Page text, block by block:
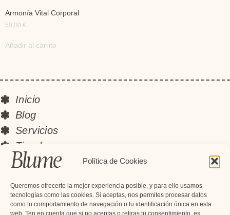
Política de Cookies
Queremos ofrecerte la mejor experiencia posible, y para ello usamos
tecnologías como las cookies. Si aceptas, nos permites procesar datos
como tu comportamiento de navegación o tu identificación única en esta
web. Ten en cuenta que si no aceptas o retiras tu consentimiento, es
Armonía Vital Corporal
50,00 €
Añadir al carrito
Newsletter
Suscríbete y recibe descuentos
Inicio
Blog
Servicios
Tienda
Instagram